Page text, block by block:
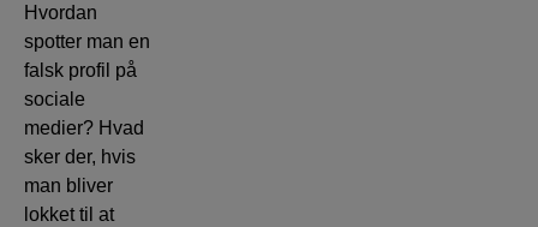
Hvordan
spotter man en
falsk profil på
sociale
medier? Hvad
sker der, hvis
man bliver
lokket til at